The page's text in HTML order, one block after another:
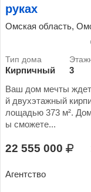
руках
Омская область,
Кирпичный 3
Ваш дом мечты
й двухэтажный
лощадью 373 м².
ы сможете...
22 555 000
Агентство